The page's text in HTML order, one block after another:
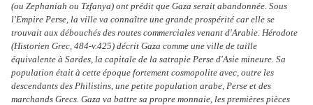
(ou Zephaniah ou Tzfanya) ont prédit que Gaza serait abandonnée. Sous
l'Empire Perse, la ville va connaître une grande prospérité car elle se
trouvait aux débouchés des routes commerciales venant d'Arabie. Hérodote
(Historien Grec, 484-v.425) décrit Gaza comme une ville de taille
équivalente à Sardes, la capitale de la satrapie Perse d'Asie mineure. Sa
population était à cette époque fortement cosmopolite avec, outre les
descendants des Philistins, une petite population arabe, Perse et des
marchands Grecs. Gaza va battre sa propre monnaie, les premières pièces